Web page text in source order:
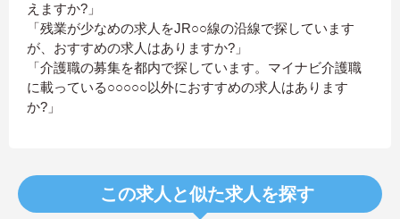
えますか?」
「残業が少なめの求人をJR○○線の沿線で探しています
が、おすすめの求人はありますか?」
「介護職の募集を都内で探しています。マイナビ介護職
に載っている○○○○○以外におすすめの求人はあります
か?」
この求人と似た求人を探す